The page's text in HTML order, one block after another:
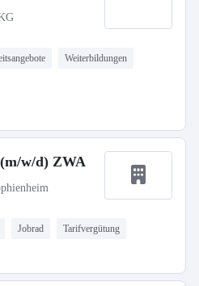
Weiterbildungen
w/d) ZWA
Jobrad Tarifvergütung